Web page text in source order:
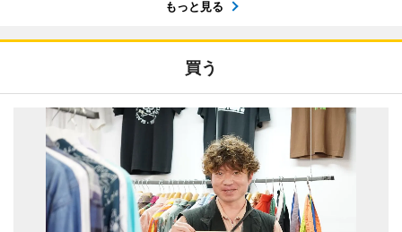
もっと見る
買う